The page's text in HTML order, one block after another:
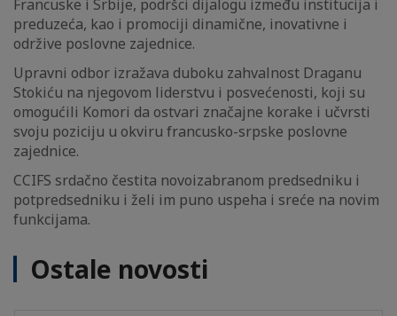
Francuske i Srbije, podršci dijalogu između institucija i
preduzeća, kao i promociji dinamične, inovativne i
održive poslovne zajednice.
Upravni odbor izražava duboku zahvalnost Draganu
Stokiću na njegovom liderstvu i posvećenosti, koji su
omogućili Komori da ostvari značajne korake i učvrsti
svoju poziciju u okviru francusko-srpske poslovne
zajednice.
CCIFS srdačno čestita novoizabranom predsedniku i
potpredsedniku i želi im puno uspeha i sreće na novim
funkcijama.
Ostale novosti